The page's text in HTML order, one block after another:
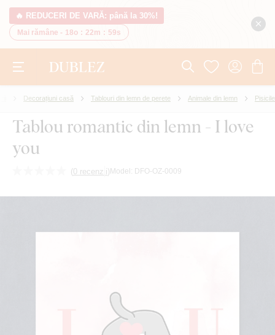
🔥 REDUCERI DE VARĂ: până la 30%!
Mai rămâne - 18o : 22m : 59s
Decorațiuni casă Tablouri din lemn de perete Animale din lemn Pisicile
Tablou romantic din lemn - I love
you
(0 recenzii) Model: DFO-OZ-0009